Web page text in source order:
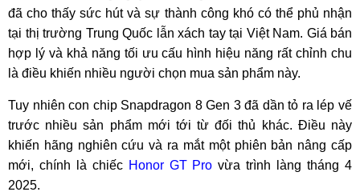
đã cho thấy sức hút và sự thành công khó có thể phủ nhận
tại thị trường Trung Quốc lẫn xách tay tại Việt Nam. Giá bán
hợp lý và khả năng tối ưu cấu hình hiệu năng rất chỉnh chu
là điều khiến nhiều người chọn mua sản phẩm này.
Tuy nhiên con chip Snapdragon 8 Gen 3 đã dần tỏ ra lép vế
trước nhiều sản phẩm mới tới từ đối thủ khác. Điều này
khiến hãng nghiên cứu và ra mắt một phiên bản nâng cấp
mới, chính là chiếc Honor GT Pro vừa trình làng tháng 4
2025.